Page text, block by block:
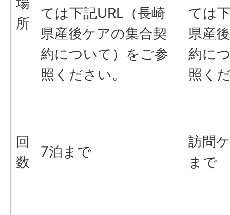
所
ては下記URL（長崎
県産後ケアの集合契
約について）をご参
照ください。
ては
県産
約に
照く
回
数
7泊まで
訪問
まで